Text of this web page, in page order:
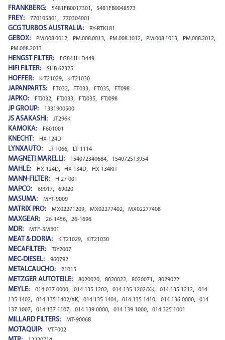
FRANKBERG: 5481FB0017301 , 5481FB0048573
FREY: 770105301 , 770304001
GCG TURBOS AUSTRALIA: RY-RTK181
GEBOX: PM.008.0012, PM.008.0013, PM.008.1012, PM.008.1013, PM.008.2012,
PM.008.2013
HENGST FILTER: EG841H D449
HIFI FILTER: SHB 62325
HOFFER: KIT21029, KIT21030
JAPANPARTS: FT032, FT033, FT035, FT098
JAPKO: FTJ032, FTJ033, FTJ035, FTJ098
JP GROUP: 1331900500
JS ASAKASHI: JT296K
KAMOKA: F601001
KNECHT: HX 124D
LYNXAUTO: LT-1066, LT-1114
MAGNETI MARELLI: 154072340684, 154072513954
MAHLE: HX 124D, HX 134D, HX 134KIT
MANN-FILTER: H 27 001
MAPCO: 69017, 69020
MASUMA: MFT-9009
MATRIX PRO: MX02271209, MX02277402, MX02277408
MAXGEAR: 26-1456, 26-1696
MDR: MTF-3MB01
MEAT & DORIA: KIT21029, KIT21030
MECAFILTER: TJY2007
MEC-DIESEL: 960792
METALCAUCHO: 21015
METZGER AUTOTEILE: 8020020, 8020022, 8020071 , 8029022
MEYLE: 014 037 0000, 014 135 1202, 014 135 1202/XK, 014 135 1212,
014
135 1402, 014 135 1402/XK, 014 135 1404, 014 135 1410, 014 136 0000,
014
137 1007, 014 137 1107, 014 139 0000, 014 139 1000, 014 325 1001
MILLARD FILTERS: MT-90068
MOTAQUIP: VTF002